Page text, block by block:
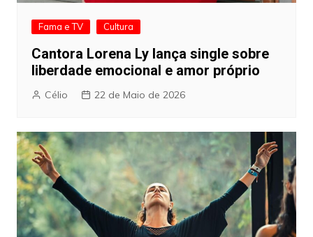
Fama e TV Cultura
Cantora Lorena Ly lança single sobre
liberdade emocional e amor próprio
Célio 22 de Maio de 2026